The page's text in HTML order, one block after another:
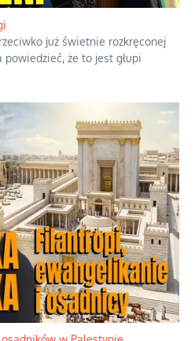
już świetnie rozkręconej
że to jest głupi